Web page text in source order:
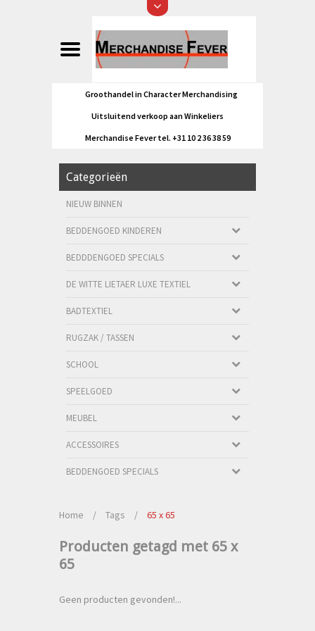
Groothandel in Character Merchandising
Uitsluitend verkoop aan Winkeliers
Merchandise Fever tel. +31 10 2 36 38 59
Categorieën
NIEUW BINNEN
BEDDENGOED KINDEREN
BEDDDENGOED SPECIALS
DE WITTE LIETAER LUXE TEXTIEL
BADTEXTIEL
RUGZAK / TASSEN
SCHOOL
SPEELGOED
MEUBEL
ACCESSOIRES
BEDDENGOED SPECIALS
Home / Tags / 65 x 65
Producten getagd met 65 x
65
Geen producten gevonden!...